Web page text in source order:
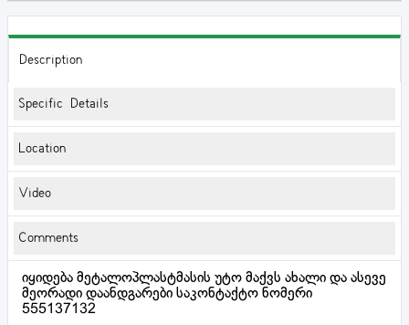
Description
Specific Details
Location
Video
Comments
იყიდება მეტალოპლასტმასის უტო მაქვს ახალი და ასევე
მეორადი დაანდგარები საკონტაქტო ნომერი
555137132